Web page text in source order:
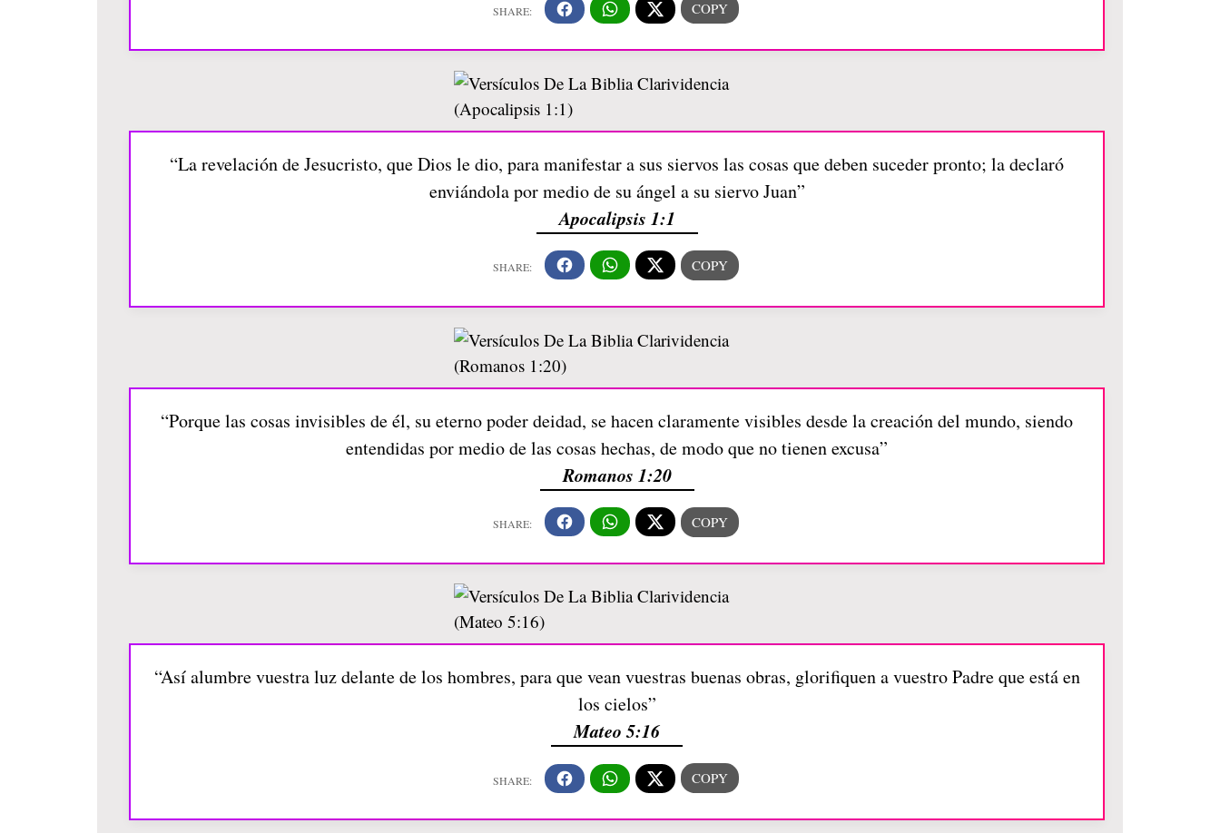
“La revelación de Jesucristo, que Dios le dio, para manifestar a sus siervos las cosas que deben suceder pronto; la declaró
enviándola por medio de su ángel a su siervo Juan”
Apocalipsis 1:1
“Porque las cosas invisibles de él, su eterno poder deidad, se hacen claramente visibles desde la creación del mundo, siendo
entendidas por medio de las cosas hechas, de modo que no tienen excusa”
Romanos 1:20
“Así alumbre vuestra luz delante de los hombres, para que vean vuestras buenas obras, glorifiquen a vuestro Padre que está en
los cielos”
Mateo 5:16